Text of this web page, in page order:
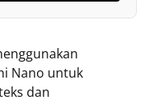
Nano untuk
dan